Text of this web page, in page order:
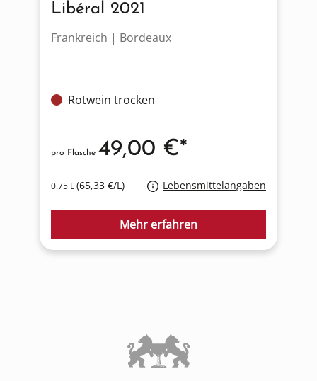
Libéral 2021
Frankreich | Bordeaux
Rotwein trocken
0.75 L(65,33 €/L) Lebensmittelangaben
pro Flasche 49,00 €*
Mehr erfahren